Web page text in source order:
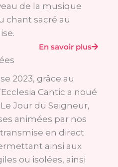
de la musique
chant sacré au
En savoir plus
2023, grâce au
Cantic a noué
Le Jour du Seigneur,
animées par nos
en direct
ainsi aux
ou isolées, ainsi